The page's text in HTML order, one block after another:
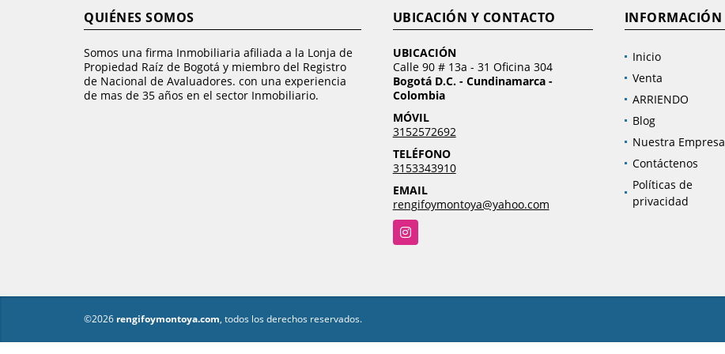
QUIÉNES SOMOS
Somos una firma Inmobiliaria afiliada a la Lonja de
Propiedad Raíz de Bogotá y miembro del Registro
de Nacional de Avaluadores. con una experiencia
de mas de 35 años en el sector Inmobiliario.
UBICACIÓN Y CONTACTO
UBICACIÓN
Calle 90 # 13a - 31 Oficina 304
Bogotá D.C. - Cundinamarca -
Colombia
MÓVIL
3152572692
TELÉFONO
3153343910
EMAIL
rengifoymontoya@yahoo.com
Instagram
INFORMACIÓN
Inicio
Venta
ARRIENDO
Blog
Nuestra Empresa
Contáctenos
Políticas de
privacidad
©2026 rengifoymontoya.com, todos los derechos reservados.